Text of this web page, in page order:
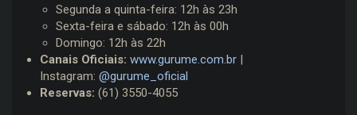
Segunda a quinta-feira: 12h às 23h
Sexta-feira e sábado: 12h às 00h
Domingo: 12h às 22h
Canais Oficiais: www.gurume.com.br |
Instagram: @gurume_oficial
Reservas: (61) 3550-4055